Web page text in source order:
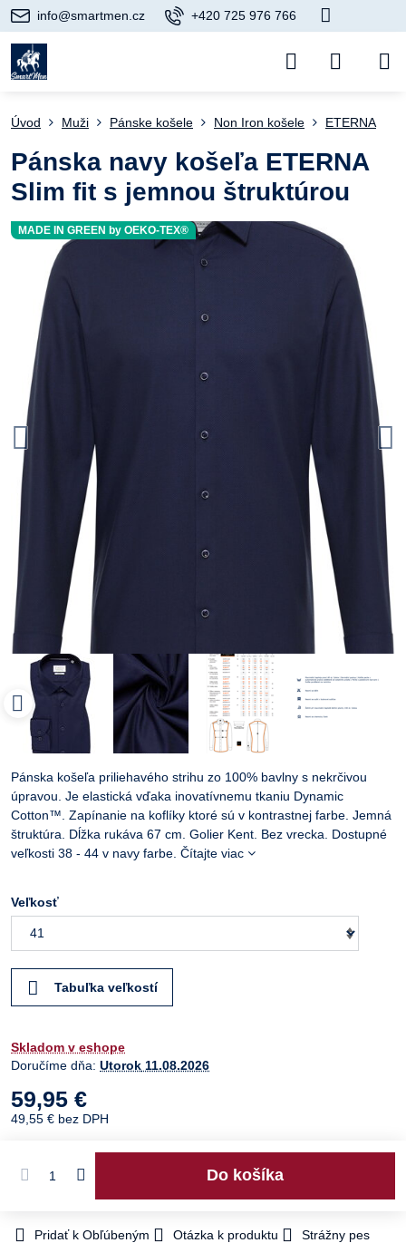
info@smartmen.cz +420 725 976 766
MADE IN GREEN by OEKO-TEX®
Úvod Muži Pánske košele Non Iron košele ETERNA
Pánska navy košeľa ETERNA
Slim fit s jemnou štruktúrou
Pánska košeľa priliehavého strihu zo 100% bavlny s nekrčivou
úpravou. Je elastická vďaka inovatívnemu tkaniu Dynamic
Cotton™. Zapínanie na koflíky ktoré sú v kontrastnej farbe. Jemná
štruktúra. Dĺžka rukáva 67 cm. Golier Kent. Bez vrecka. Dostupné
veľkosti 38 - 44 v navy farbe. Čítajte viac
Veľkosť
Tabuľka veľkostí
Skladom v eshope
Doručíme dňa: Utorok 11.08.2026
59,95 €
49,55 € bez DPH
Do košíka
Pridať k Obľúbeným Otázka k produktu
Strážny pes